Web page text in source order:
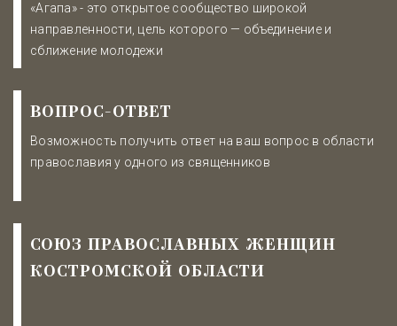
«Агапа» - это открытое сообщество широкой
направленности, цель которого — объединение и
сближение молодежи
ВОПРОС-ОТВЕТ
Возможность получить ответ на ваш вопрос в области
православия у одного из священников
СОЮЗ ПРАВОСЛАВНЫХ ЖЕНЩИН
КОСТРОМСКОЙ ОБЛАСТИ